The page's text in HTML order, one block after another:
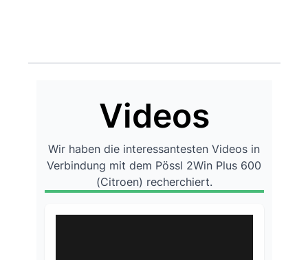
Videos
Wir haben die interessantesten Videos in
Verbindung mit dem Pössl 2Win Plus 600
(Citroen) recherchiert.